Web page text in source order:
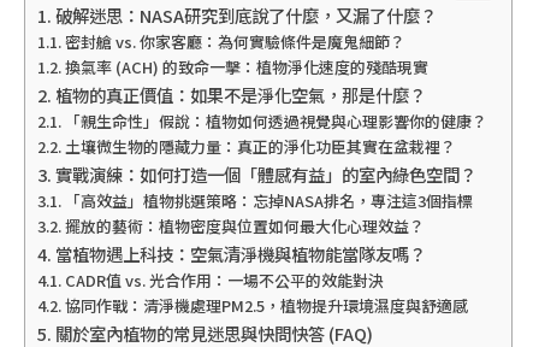
破解迷思：NASA研究到底說了什麼，又漏了什麼？
密封艙 vs. 你家客廳：為何實驗條件是魔鬼細節？
換氣率 (ACH) 的致命一擊：植物淨化速度的殘酷現實
植物的真正價值：如果不是淨化空氣，那是什麼？
「親生命性」假說：植物如何透過視覺與心理影響你的健康？
土壤微生物的隱藏力量：真正的淨化功臣其實在盆栽裡？
實戰演練：如何打造一個「體感有益」的室內綠色空間？
「高效益」植物挑選策略：忘掉NASA排名，專注這3個指標
擺放的藝術：植物密度與位置如何最大化心理效益？
當植物遇上科技：空氣清淨機與植物能當隊友嗎？
CADR值 vs. 光合作用：一場不公平的效能對決
協同作戰：清淨機處理PM2.5，植物提升環境濕度與舒適感
關於室內植物的常見迷思與快問快答 (FAQ)